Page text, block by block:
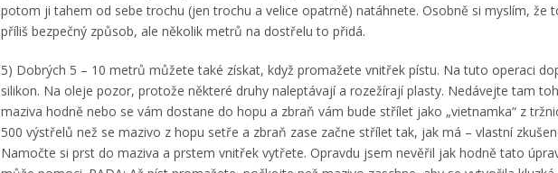
potom ji tahem od sebe trochu (jen trochu a velice opatrně) natáhnete. Osobně si myslím, že
příliš bezpečný způsob, ale několik metrů na dostřelu to přidá.
5) Dobrých 5 – 10 metrů můžete také získat, když promažete vnitřek pístu. Na tuto operaci
silikon. Na oleje pozor, protože některé druhy naleptávají a rozežírají plasty. Nedávejte tam
maziva hodně nebo se vám dostane do hopu a zbraň vám bude střílet jako „vietnamka“ z
500 výstřelů než se mazivo z hopu setře a zbraň zase začne střílet tak, jak má – vlastní
Namočte si prst do maziva a prstem vnitřek vytřete. Opravdu jsem nevěřil jak hodně tato